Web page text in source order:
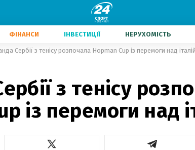
ФІНАНСИ ІНВЕСТИЦІЇ НЕРУХОМІСТЬ
Сербії з тенісу розпочала Hopman Cup із перемоги над
з тенісу
із перемоги над